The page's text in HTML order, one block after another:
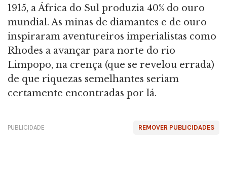
1915, a África do Sul produzia 40% do ouro
mundial. As minas de diamantes e de ouro
inspiraram aventureiros imperialistas como
Rhodes a avançar para norte do rio
Limpopo, na crença (que se revelou errada)
de que riquezas semelhantes seriam
certamente encontradas por lá.
REMOVER PUBLICIDADES
PUBLICIDADE